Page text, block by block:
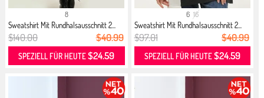
8
Sweatshirt Mit Rundhalsausschnitt 2...
$140.00 $40.99
SPEZIELL FÜR HEUTE$24.59
6 16
Sweatshirt Mit Rundhalsausschnitt 2...
$97.01 $40.99
SPEZIELL FÜR HEUTE$24.59